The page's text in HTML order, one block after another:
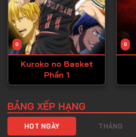
Tập 45
Tập 46
Tập 47
Tập 49
0
Kuroko no Basket
Phần 1
0
BẢNG XẾP HẠNG
HOT NGÀY THÁNG